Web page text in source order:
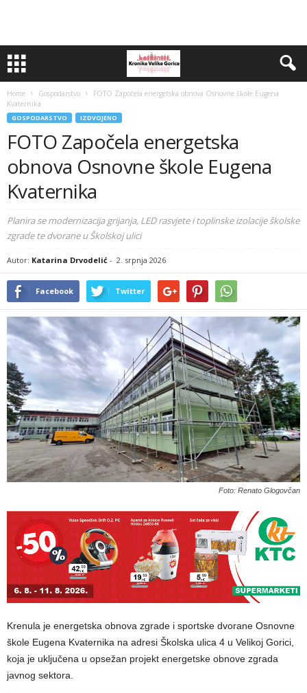
Home Gospodarstvo
FOTO Započela energetska obnova Osnovne škole Eugena
Kvaternika
GOSPODARSTVO IZDVOJENO
FOTO Započela energetska
obnova Osnovne škole Eugena
Kvaternika
Planira se modernizacija grijanja, LED rasvjete i toplinske izolacije školske
zgrade te dvorane u Školskoj ulici
Autor: Katarina Drvodelić - 2. srpnja 2026
Facebook Twitter
Foto: Renato Glogovčan
Krenula je energetska obnova zgrade i sportske dvorane Osnovne
škole Eugena Kvaternika na adresi Školska ulica 4 u Velikoj Gorici,
koja je uključena u opsežan projekt energetske obnove zgrada
javnog sektora.